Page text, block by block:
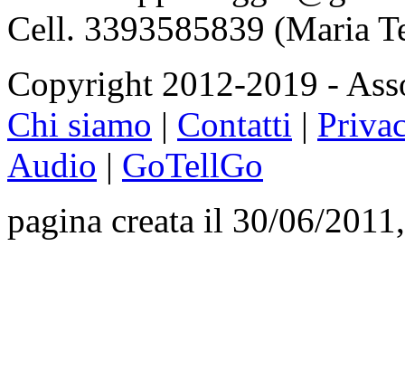
Cell. 3393585839 (Maria
Copyright 2012-2019 -
Chi siamo | Contatti |
Audio | GoTellGo
pagina creata il 30/06/